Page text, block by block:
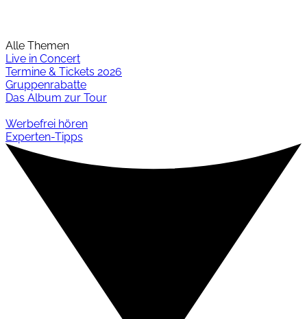
Alle Themen
Live in Concert
Termine & Tickets 2026
Gruppenrabatte
Das Album zur Tour
Werbefrei hören
Experten-Tipps